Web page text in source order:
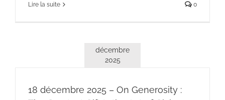
Lire la suite 0
décembre
2025
18 décembre 2025 – On Generosity :